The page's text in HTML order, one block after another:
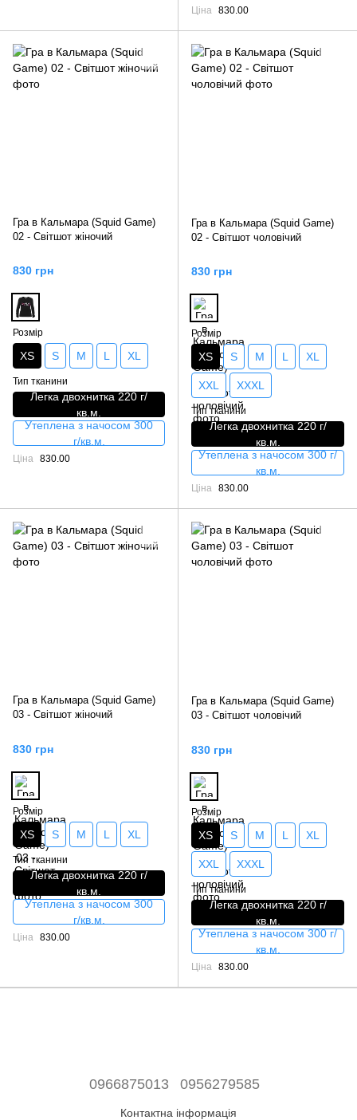
Ціна 830.00
Гра в Кальмара (Squid Game)
02 - Світшот жіночий
830 грн
Розмір
XS S M L XL
Тип тканини
Легка двохнитка 220 г/
кв.м.
Утеплена з начосом 300
г/кв.м.
Ціна 830.00
Гра в Кальмара (Squid Game)
02 - Світшот чоловічий
830 грн
Розмір
XS S M L XL
XXL XXXL
Тип тканини
Легка двохнитка 220 г/
кв.м.
Утеплена з начосом 300 г/
кв.м.
Ціна 830.00
Гра в Кальмара (Squid Game)
03 - Світшот жіночий
830 грн
Розмір
XS S M L XL
Тип тканини
Легка двохнитка 220 г/
кв.м.
Утеплена з начосом 300
г/кв.м.
Ціна 830.00
Гра в Кальмара (Squid Game)
03 - Світшот чоловічий
830 грн
Розмір
XS S M L XL
XXL XXXL
Тип тканини
Легка двохнитка 220 г/
кв.м.
Утеплена з начосом 300 г/
кв.м.
Ціна 830.00
0966875013 0956279585
Контактна інформація